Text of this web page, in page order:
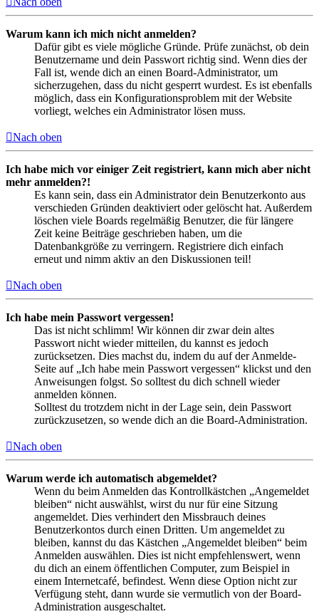
Warum kann ich mich nicht anmelden?
Dafür gibt es viele mögliche Gründe. Prüfe zunächst, ob dein
Benutzername und dein Passwort richtig sind. Wenn dies der
Fall ist, wende dich an einen Board-Administrator, um
sicherzugehen, dass du nicht gesperrt wurdest. Es ist ebenfalls
möglich, dass ein Konfigurationsproblem mit der Website
vorliegt, welches ein Administrator lösen muss.
Nach oben
Ich habe mich vor einiger Zeit registriert, kann mich aber nicht
mehr anmelden?!
Es kann sein, dass ein Administrator dein Benutzerkonto aus
verschieden Gründen deaktiviert oder gelöscht hat. Außerdem
löschen viele Boards regelmäßig Benutzer, die für längere
Zeit keine Beiträge geschrieben haben, um die
Datenbankgröße zu verringern. Registriere dich einfach
erneut und nimm aktiv an den Diskussionen teil!
Nach oben
Ich habe mein Passwort vergessen!
Das ist nicht schlimm! Wir können dir zwar dein altes
Passwort nicht wieder mitteilen, du kannst es jedoch
zurücksetzen. Dies machst du, indem du auf der Anmelde-
Seite auf „Ich habe mein Passwort vergessen“ klickst und den
Anweisungen folgst. So solltest du dich schnell wieder
anmelden können.
Solltest du trotzdem nicht in der Lage sein, dein Passwort
zurückzusetzen, so wende dich an die Board-Administration.
Nach oben
Warum werde ich automatisch abgemeldet?
Wenn du beim Anmelden das Kontrollkästchen „Angemeldet
bleiben“ nicht auswählst, wirst du nur für eine Sitzung
angemeldet. Dies verhindert den Missbrauch deines
Benutzerkontos durch einen Dritten. Um angemeldet zu
bleiben, kannst du das Kästchen „Angemeldet bleiben“ beim
Anmelden auswählen. Dies ist nicht empfehlenswert, wenn
du dich an einem öffentlichen Computer, zum Beispiel in
einem Internetcafé, befindest. Wenn diese Option nicht zur
Verfügung steht, dann wurde sie vermutlich von der Board-
Administration ausgeschaltet.